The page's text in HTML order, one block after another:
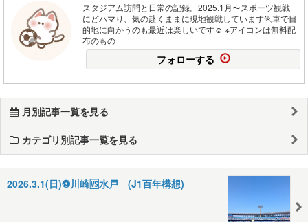
スタジアム訪問と日常の記録。2025.1月〜スポーツ観戦
にどハマり、気の赴くままに現地観戦しています🏃車で目
的地に向かうのも最近は楽しいです☺ ※アイコンは無料配
布のもの
フォローする
月別記事一覧を見る
カテゴリ別記事一覧を見る
2026.3.1(日)⚽️川崎🆚水戸 (J1百年構想)